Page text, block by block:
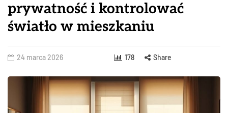
prywatność i kontrolować
światło w mieszkaniu
24 marca 2026 178 Share